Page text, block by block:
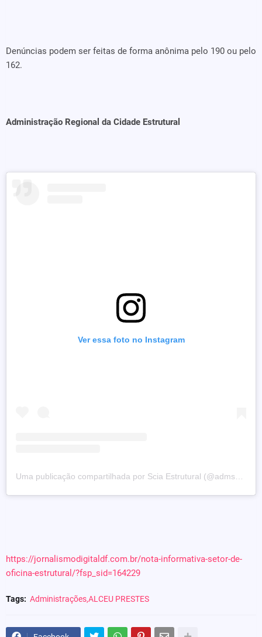
Denúncias podem ser feitas de forma anônima pelo 190 ou pelo
162.
Administração Regional da Cidade Estrutural
Ver essa foto no Instagram
https://jornalismodigitaldf.com.br/nota-informativa-setor-de-
oficina-estrutural/?fsp_sid=164229
Tags: Administrações,ALCEU PRESTES